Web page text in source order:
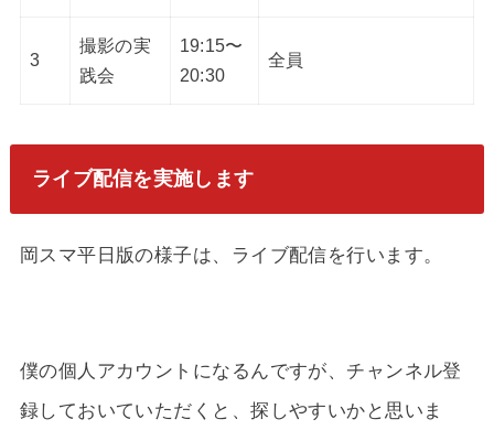
3
撮影の実
践会
19:15〜
20:30
全員
ライブ配信を実施します
岡スマ平日版の様子は、ライブ配信を行います。
僕の個人アカウントになるんですが、チャンネル登
録しておいていただくと、探しやすいかと思いま